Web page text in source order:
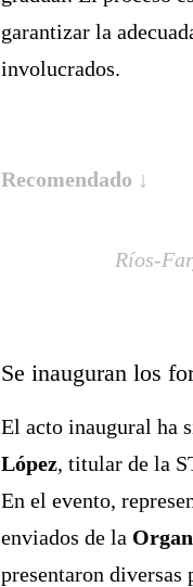
garantizar la
involucrados.
Recomendado ↓
Ríos-
Se inauguran los
El acto inaugural ha
López, titular de la
En el evento,
enviados de la
presentaron diversas